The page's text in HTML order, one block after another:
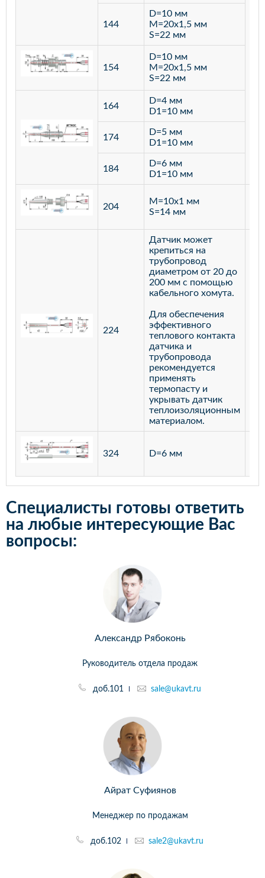
144
D=10 мм
M=20х1,5 мм
S=22 мм
154
D=10 мм
M=20х1,5 мм
S=22 мм
164
D=4 мм
D1=10 мм
174
D=5 мм
D1=10 мм
184
D=6 мм
D1=10 мм
204
M=10х1 мм
S=14 мм
224
Датчик может
крепиться на
трубопровод
диаметром от 20 до
200 мм с помощью
кабельного хомута.
Для обеспечения
эффективного
теплового контакта
датчика и
трубопровода
рекомендуется
применять
термопасту и
укрывать датчик
теплоизоляционным
материалом.
324 D=6 мм
Специалисты готовы ответить
на любые интересующие Вас
вопросы:
Александр Рябоконь
Руководитель отдела продаж
доб.101 sale@ukavt.ru
Айрат Суфиянов
Менеджер по продажам
доб.102 sale2@ukavt.ru